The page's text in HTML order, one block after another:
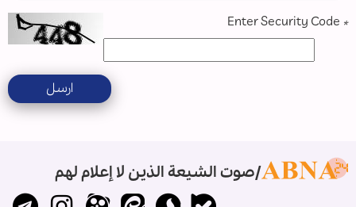
*
ارسل
صوت الشيعة الذين لا إعلام لهم